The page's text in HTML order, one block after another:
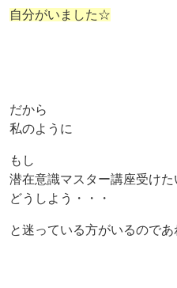
自分がいました☆
だから
私のように
もし
潜在意識マスター講座受けた
どうしよう・・・
と迷っている方がいるのであ